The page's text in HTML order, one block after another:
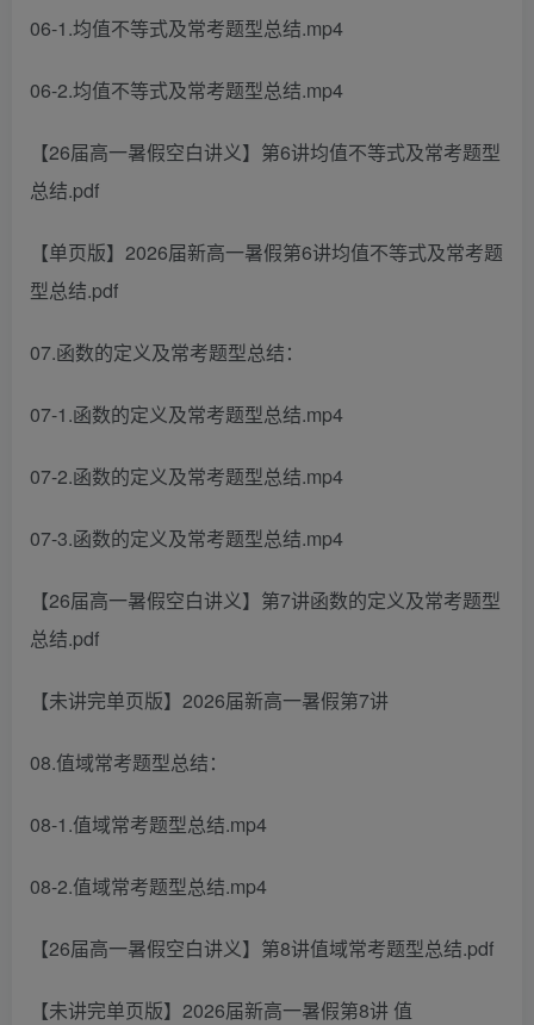
06-1.均值不等式及常考题型总结.mp4
06-2.均值不等式及常考题型总结.mp4
【26届高一暑假空白讲义】第6讲均值不等式及常考题型
总结.pdf
【单页版】2026届新高一暑假第6讲均值不等式及常考题
型总结.pdf
07.函数的定义及常考题型总结：
07-1.函数的定义及常考题型总结.mp4
07-2.函数的定义及常考题型总结.mp4
07-3.函数的定义及常考题型总结.mp4
【26届高一暑假空白讲义】第7讲函数的定义及常考题型
总结.pdf
【未讲完单页版】2026届新高一暑假第7讲
08.值域常考题型总结：
08-1.值域常考题型总结.mp4
08-2.值域常考题型总结.mp4
【26届高一暑假空白讲义】第8讲值域常考题型总结.pdf
【未讲完单页版】2026届新高一暑假第8讲 值